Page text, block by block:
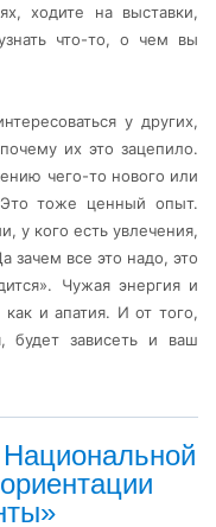
ходите на выставки,
что-то, о чем вы
у других,
их это зацепило.
чего-то нового или
тоже ценный опыт.
у кого есть увлечения,
зачем все это надо, это
Чужая энергия и
и апатия. И от того,
будет зависеть и ваш
Национальной